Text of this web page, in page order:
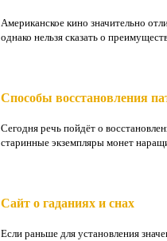
Американское кино значительно
однако нельзя сказать о
Способы восстановления
Сегодня речь пойдёт о
старинные экземпляры монет
Сайт о гаданиях и снах
Если раньше для установления